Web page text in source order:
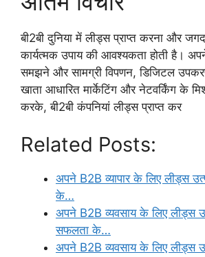
बी2बी दुनिया में लीड्स प्राप्त करना और
कार्यत्मक उपाय की आवश्यकता होती है।
समझने और सामग्री विपणन, डिजिटल
खाता आधारित मार्केटिंग और नेटवर्किंग के
करके, बी2बी कंपनियां लीड्स प्राप्त कर
Related Posts:
अपने B2B व्यापार के लिए लीड्स
के…
अपने B2B व्यवसाय के लिए लीड्स
सफलता के…
अपने B2B व्यवसाय के लिए लीड्स